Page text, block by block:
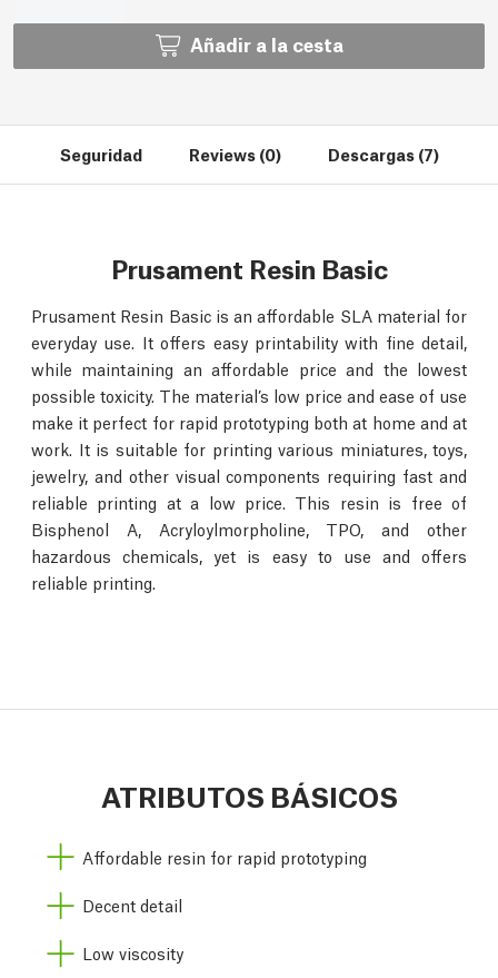
Añadir a la cesta
Seguridad Reviews (0) Descargas (7)
Prusament Resin Basic
Prusament Resin Basic is an affordable SLA material for
everyday use. It offers easy printability with fine detail,
while maintaining an affordable price and the lowest
possible toxicity. The material’s low price and ease of use
make it perfect for rapid prototyping both at home and at
work. It is suitable for printing various miniatures, toys,
jewelry, and other visual components requiring fast and
reliable printing at a low price. This resin is free of
Bisphenol A, Acryloylmorpholine, TPO, and other
hazardous chemicals, yet is easy to use and offers
reliable printing.
ATRIBUTOS BÁSICOS
Affordable resin for rapid prototyping
Decent detail
Low viscosity